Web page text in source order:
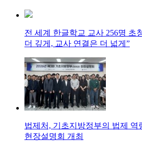
전 세계 한글학교 교사 256명 초
더 깊게, 교사 연결은 더 넓게”
법제처, 기초지방정부의 법제 역
현장설명회 개최